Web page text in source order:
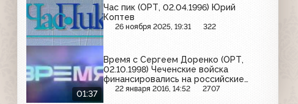
Час пик (ОРТ, 02.04.1996) Юрий
Коптев
26 ноября 2025, 19:31 322
01:37
Время с Сергеем Доренко (ОРТ,
02.10.1998) Чеченские войска
финансировались на российские
нефтяные доходы
22 января 2016, 14:52 2707